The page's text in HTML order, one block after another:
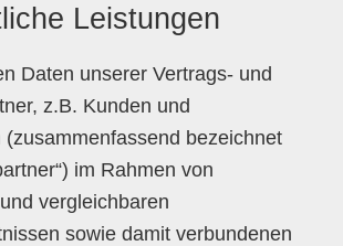
Leistungen
Daten unserer Vertrags- und
z.B. Kunden und
(zusammenfassend bezeichnet
im Rahmen von
vergleichbaren
sowie damit verbundenen